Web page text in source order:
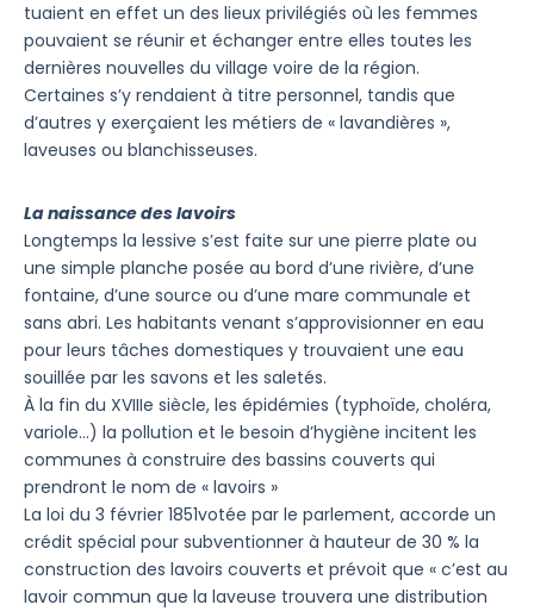
tuaient en effet un des lieux privilégiés où les femmes
pouvaient se réunir et échanger entre elles toutes les
dernières nouvelles du village voire de la région.
Certaines s’y rendaient à titre personnel, tandis que
d’autres y exerçaient les métiers de « lavandières »,
laveuses ou blanchisseuses.
La naissance des lavoirs
Longtemps la lessive s’est faite sur une pierre plate ou
une simple planche posée au bord d’une rivière, d’une
fontaine, d’une source ou d’une mare communale et
sans abri. Les habitants venant s’approvisionner en eau
pour leurs tâches domestiques y trouvaient une eau
souillée par les savons et les saletés.
À la fin du XVIIIe siècle, les épidémies (typhoïde, choléra,
variole…) la pollution et le besoin d’hygiène incitent les
communes à construire des bassins couverts qui
prendront le nom de « lavoirs »
La loi du 3 février 1851votée par le parlement, accorde un
crédit spécial pour subventionner à hauteur de 30 % la
construction des lavoirs couverts et prévoit que « c’est au
lavoir commun que la laveuse trouvera une distribution